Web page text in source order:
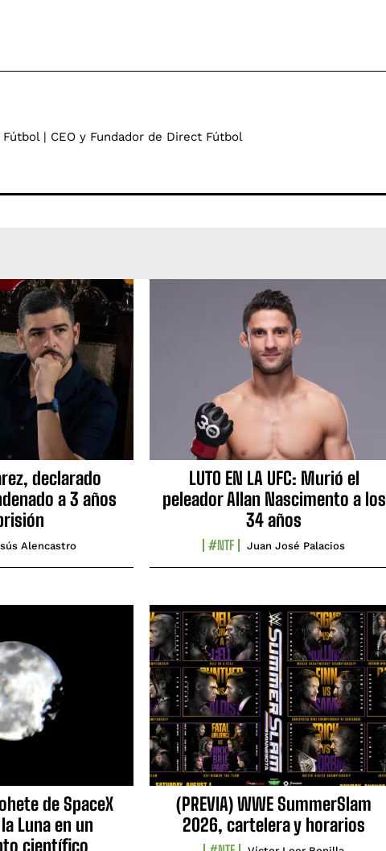
| CEO y Fundador de Direct Fútbol
declarado
a 3 años
Alencastro
LUTO EN LA UFC: Murió el
peleador Allan Nascimento a los
34 años
#NTF Juan José Palacios
de SpaceX
Luna en un
científico
(PREVIA) WWE SummerSlam
2026, cartelera y horarios